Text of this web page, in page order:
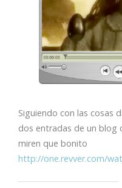
Siguiendo con las cosas
dos entradas de un blog
miren que bonito
http://one.revver.com/